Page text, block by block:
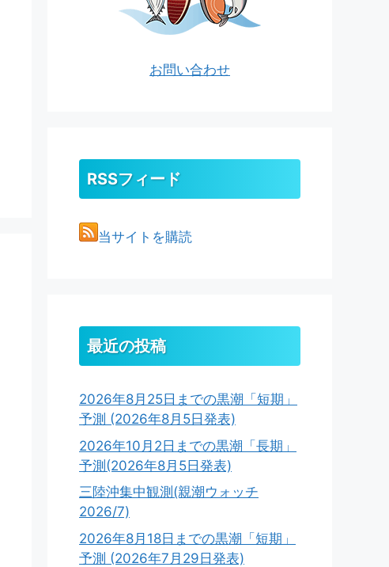
お問い合わせ
RSSフィード
当サイトを購読
最近の投稿
2026年8月25日までの黒潮「短期」
予測 (2026年8月5日発表)
2026年10月2日までの黒潮「長期」
予測(2026年8月5日発表)
三陸沖集中観測(親潮ウォッチ
2026/7)
2026年8月18日までの黒潮「短期」
予測 (2026年7月29日発表)